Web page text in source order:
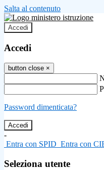
Salta al contenuto
Accedi
Accedi
button close ×
Password dimenticata?
-
Entra con SPID Entra con
Seleziona utente